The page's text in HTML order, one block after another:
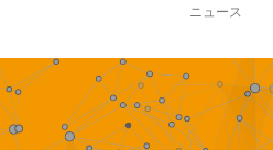
ニュース